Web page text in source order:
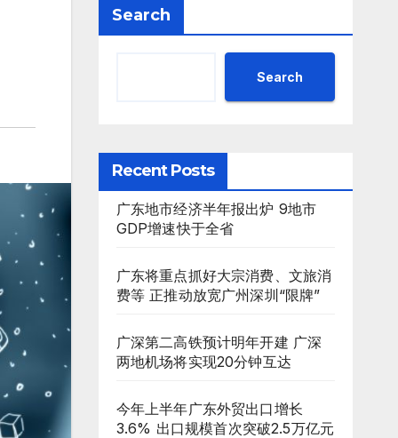
Search
Search
Recent Posts
广东地市经济半年报出炉 9地市
GDP增速快于全省
广东将重点抓好大宗消费、文旅消
费等 正推动放宽广州深圳“限牌”
广深第二高铁预计明年开建 广深
两地机场将实现20分钟互达
今年上半年广东外贸出口增长
3.6% 出口规模首次突破2.5万亿元